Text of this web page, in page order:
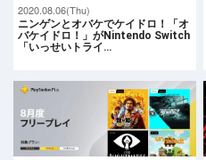
2020.08.06(Thu)
ニンゲンとオバケでケイドロ！「オ
バケイドロ！」がNintendo Switch
「いっせいトライ…